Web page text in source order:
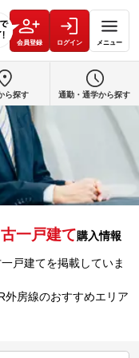
会員登録 ログイン メニュー
一戸建て購入情報
戸建てを掲載していま
外房線のおすすめエリア
ら探す 通勤・通学から探す